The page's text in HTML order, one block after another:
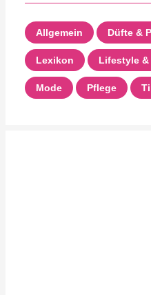
Allgemein Düfte &
Lexikon Lifestyle
Mode Pflege